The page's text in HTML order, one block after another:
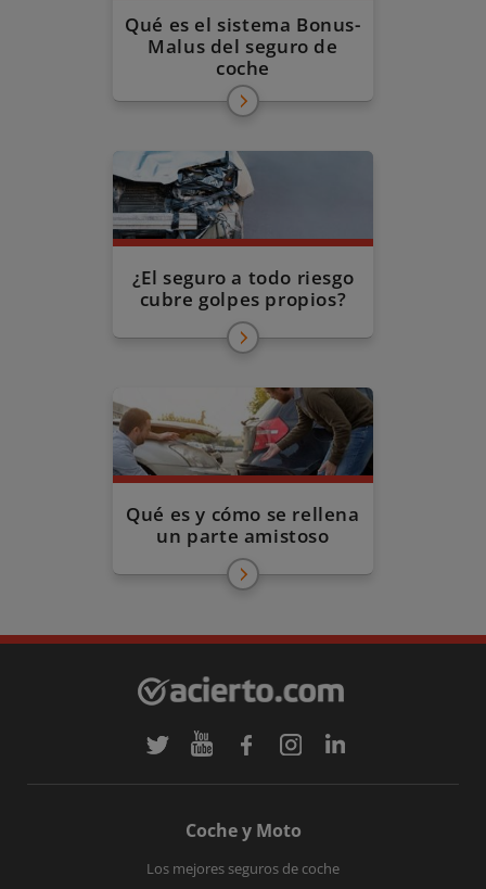
Qué es el sistema Bonus-
Malus del seguro de
coche
¿El seguro a todo riesgo
cubre golpes propios?
Qué es y cómo se rellena
un parte amistoso
Coche y Moto
Los mejores seguros de coche